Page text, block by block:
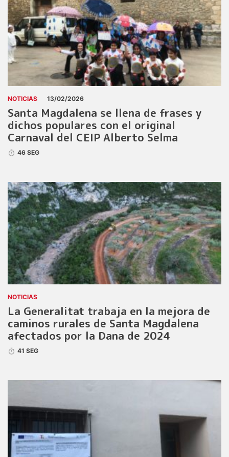
NOTICIAS 13/02/2026
Santa Magdalena se llena de frases y
dichos populares con el original
Carnaval del CEIP Alberto Selma
46 SEG
NOTICIAS
La Generalitat trabaja en la mejora de
caminos rurales de Santa Magdalena
afectados por la Dana de 2024
41 SEG